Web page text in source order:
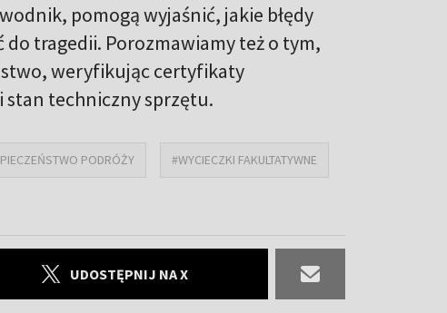
pomogą wyjaśnić, jakie błędy
do tragedii. Porozmawiamy też o tym,
weryfikując certyfikaty
techniczny sprzętu.
PODRÓŻY #WYCIECZKI FAKULTATYWNE
UDOSTĘPNIJ NA X